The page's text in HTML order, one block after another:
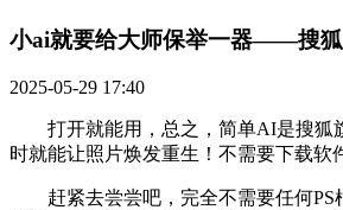
小ai就要给大师保举一器——搜
2025-05-29 17:40
打开就能用，总之，简单AI是搜狐旗
时就能让照片焕发重生！不需要下载软
赶紧去尝尝吧，完全不需要任何PS